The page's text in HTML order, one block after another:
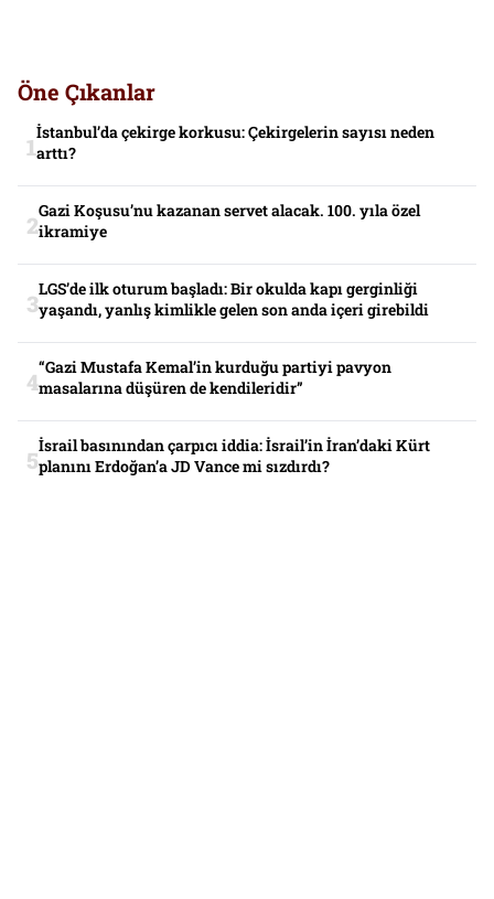
Öne Çıkanlar
İstanbul’da çekirge korkusu: Çekirgelerin sayısı neden
arttı?
Gazi Koşusu’nu kazanan servet alacak. 100. yıla özel
ikramiye
LGS’de ilk oturum başladı: Bir okulda kapı gerginliği
yaşandı, yanlış kimlikle gelen son anda içeri girebildi
“Gazi Mustafa Kemal’in kurduğu partiyi pavyon
masalarına düşüren de kendileridir”
İsrail basınından çarpıcı iddia: İsrail’in İran’daki Kürt
planını Erdoğan’a JD Vance mi sızdırdı?